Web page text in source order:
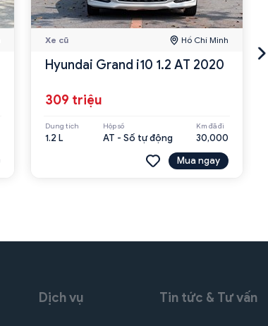
Xe cũ Hồ Chí Minh
Hyundai Grand i10 1.2 AT 2020
309 triệu
Dung tích
1.2 L
Hộp số
AT - Số tự động
Km đã đi
30,000
Mua ngay
Dịch vụ Tin tức & Tư vấn